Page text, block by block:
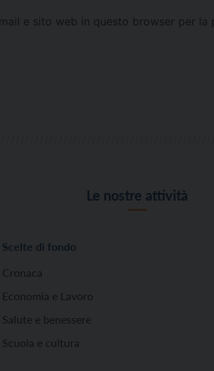
e sito web in questo browser per la
Le nostre attività
Scelte di fondo
Cronaca
Economia e Lavoro
Salute e benessere
Scuola e cultura